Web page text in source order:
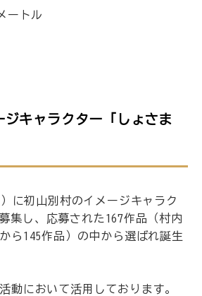
ートル
ジキャラクター「しょさま
に初山別村のイメージキャラク
集し、応募された167作品（村内
ら145作品）の中から選ばれ誕生
動において活用しております。